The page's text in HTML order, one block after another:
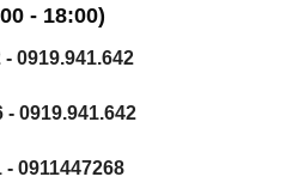
- 18:00)
0919.941.642
- 0919.941.642
- 0911447268